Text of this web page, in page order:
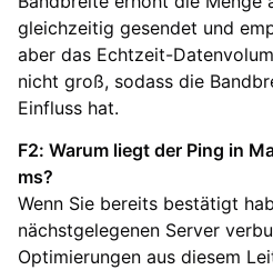
gleichzeitig gesendet und
aber das Echtzeit-
nicht groß, sodass die
Einfluss hat.
F2: Warum liegt der Ping in
ms?
Wenn Sie bereits bestätigt
nächstgelegenen Server
Optimierungen aus diesem